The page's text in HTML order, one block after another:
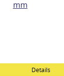
mm
Details